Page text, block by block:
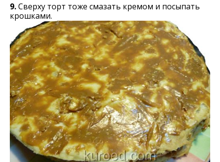
9.Сверху торт тоже смазать кремом и посыпать
крошками.